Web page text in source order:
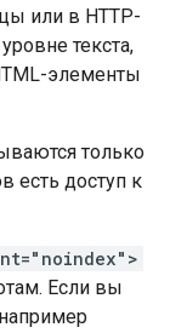
или в HTTP-
текста,
элементы
только
есть доступ к
Если вы